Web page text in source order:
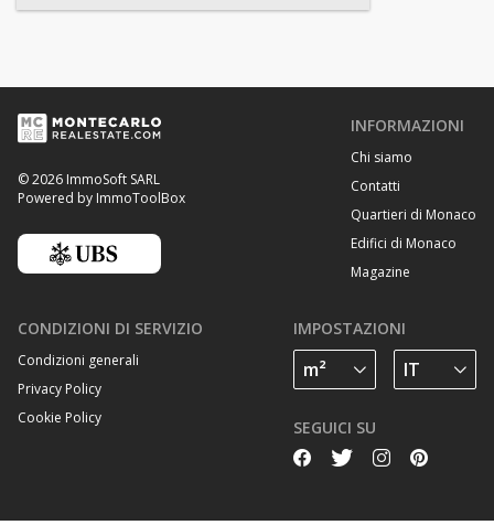
© 2026 ImmoSoft SARL
Powered by ImmoToolBox
INFORMAZIONI
Chi siamo
Contatti
Quartieri di Monaco
Edifici di Monaco
Magazine
CONDIZIONI DI SERVIZIO
Condizioni generali
Privacy Policy
Cookie Policy
IMPOSTAZIONI
SEGUICI SU